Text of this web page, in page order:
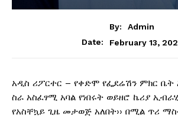
By:
Admin
Date:
February 13,
አዲስ ሪፖርተር – የቀድሞ የፌደሬሽን ምክር ቤት
ስራ አስፈፃሚ አባል የነበሩት ወይዘሮ ኬሪያ
የአስቸኳይ ጊዜ መታወጅ አለበት›› በሚል ጥሪ